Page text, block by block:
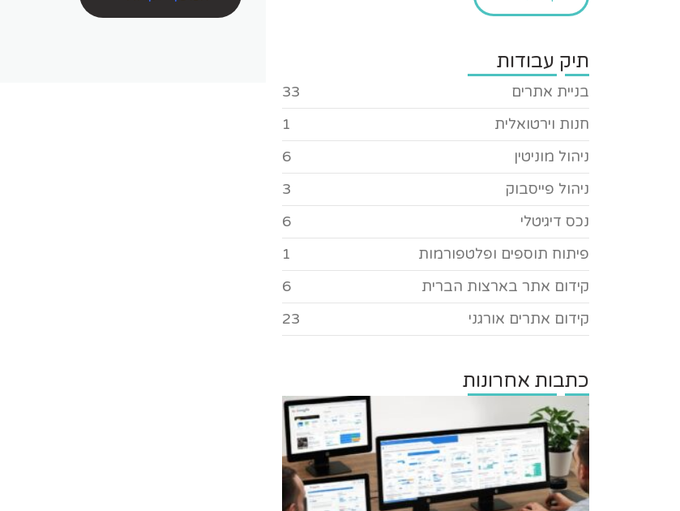
תיק עבודות
בניית אתרים
33
חנות וירטואלית
1
ניהול מוניטין
6
ניהול פייסבוק
3
נכס דיגיטלי
6
פיתוח תוספים ופלטפורמות
1
קידום אתר בארצות הברית
6
קידום אתרים אורגני
23
כתבות אחרונות